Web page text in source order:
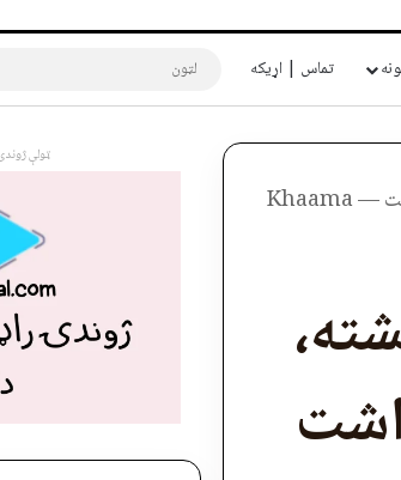
تماس | اړیکه
گذاشت
ټولې